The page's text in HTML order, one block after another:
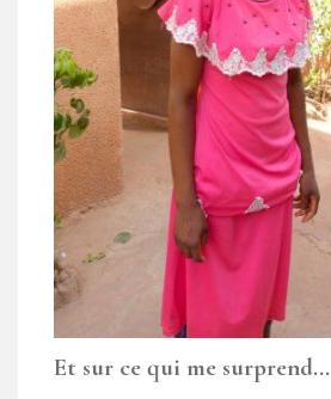
Et sur ce qui me surprend…